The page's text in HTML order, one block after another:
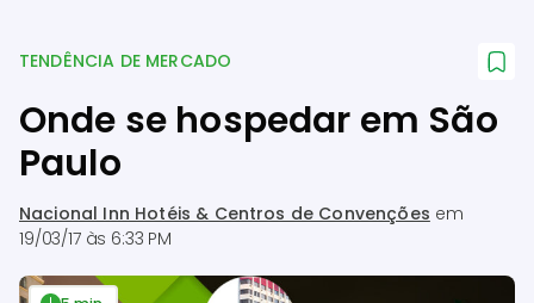
Tendência de mercado
TENDÊNCIA DE MERCADO
Onde se hospedar em São
Paulo
Nacional Inn Hotéis & Centros de Convenções em
19/03/17 às 6:33 PM